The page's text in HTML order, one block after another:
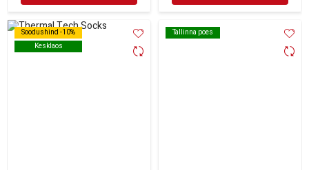
Soodushind -10%
Kesklaos
Soodushind -10%
Kesklaos
Tallinna poes
Tallinna poes